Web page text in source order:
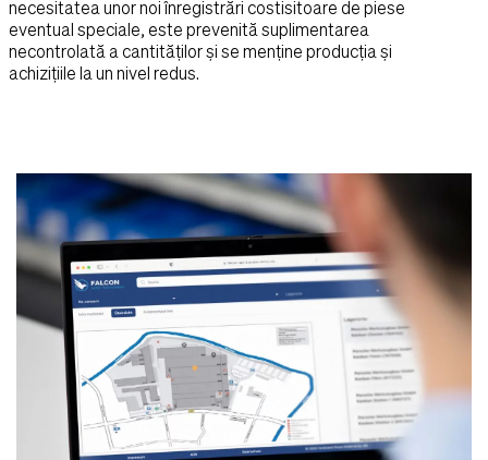
necesitatea unor noi înregistrări costisitoare de piese
eventual speciale, este prevenită suplimentarea
necontrolată a cantităților și se menține producția și
achizițiile la un nivel redus.